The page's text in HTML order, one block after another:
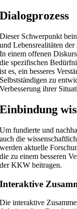
Dialogprozess
Dieser Schwerpunkt
und Lebensrealitäten
In einem offenen
die spezifischen
ist es, ein besseres
Selbstständigen zu
Verbesserung ihrer
Einbindung
Um fundierte und
auch die
werden aktuelle
die zu einem besseren
der KKW beitragen.
Interaktive
Die interaktive